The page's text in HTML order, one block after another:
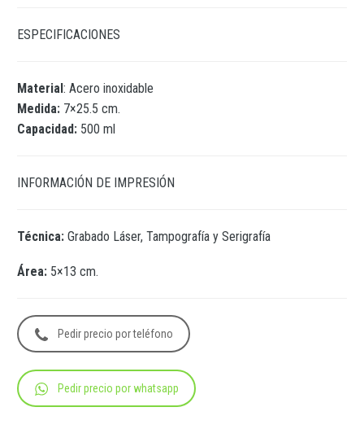
ESPECIFICACIONES
Material: Acero inoxidable
Medida: 7×25.5 cm.
Capacidad: 500 ml
INFORMACIÓN DE IMPRESIÓN
Técnica: Grabado Láser, Tampografía y Serigrafía
Área: 5×13 cm.
Pedir precio por teléfono
Pedir precio por whatsapp